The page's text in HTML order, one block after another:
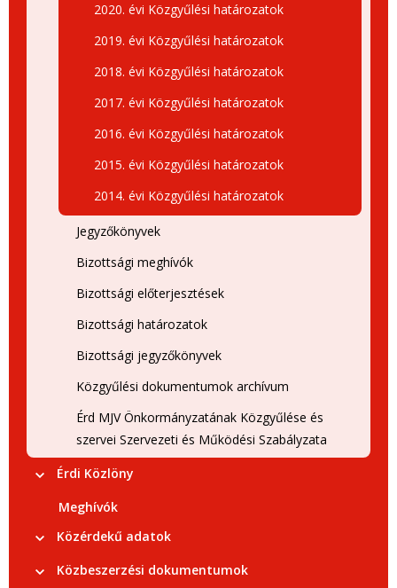
2020. évi Közgyűlési határozatok
2019. évi Közgyűlési határozatok
2018. évi Közgyűlési határozatok
2017. évi Közgyűlési határozatok
2016. évi Közgyűlési határozatok
2015. évi Közgyűlési határozatok
2014. évi Közgyűlési határozatok
Jegyzőkönyvek
Bizottsági meghívók
Bizottsági előterjesztések
Bizottsági határozatok
Bizottsági jegyzőkönyvek
Közgyűlési dokumentumok archívum
Érd MJV Önkormányzatának Közgyűlése és
szervei Szervezeti és Működési Szabályzata
Érdi Közlöny
Meghívók
Közérdekű adatok
Közbeszerzési dokumentumok